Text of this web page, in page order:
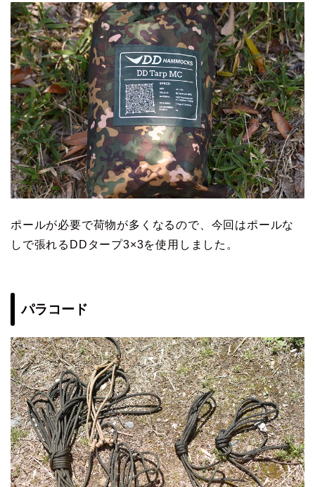
ポールが必要で荷物が多くなるので、今回はポールな
しで張れるDDタープ3×3を使用しました。
パラコード